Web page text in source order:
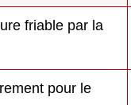
friable par la
pour le